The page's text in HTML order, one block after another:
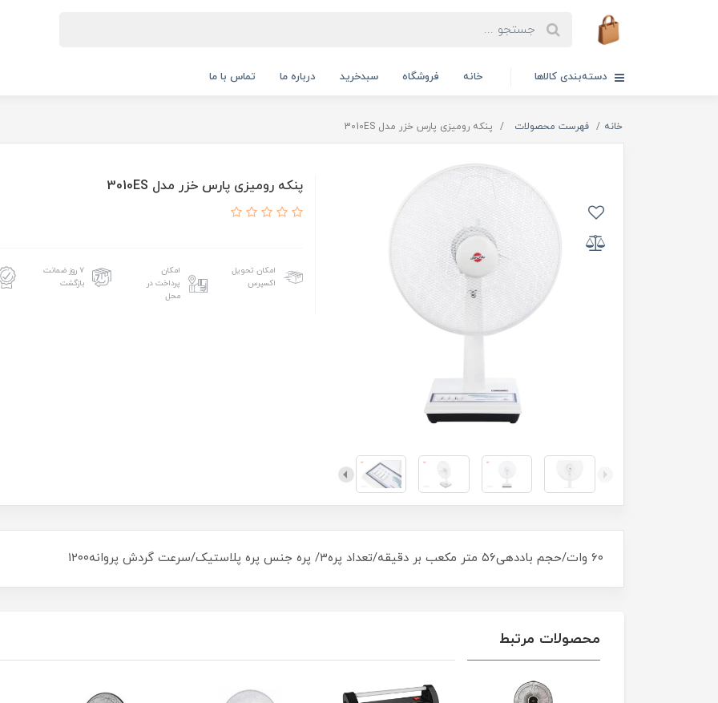
دسته‌بندی کالاها خانه فروشگاه سبدخرید درباره ما تماس با ما
خانه فهرست محصولات پنکه رومیزی پارس خزر مدل 3010ES
پنکه رومیزی پارس خزر مدل 3010ES
امکان تحویل
اکسپرس
امکان
پرداخت در
محل
۷ روز ضمانت
بازگشت
۶۰ وات/حجم باددهی۵۶ متر مکعب بر دقیقه/تعداد پره۳/ پره جنس پره پلاستیک/سرعت گردش پروانه۱۲۰۰
محصولات مرتبط